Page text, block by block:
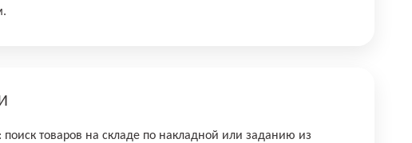
поиск товаров на складе по накладной или заданию из